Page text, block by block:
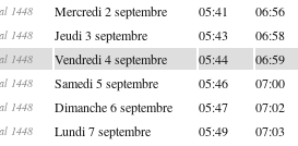
1448 Mercredi 2 septembre 05:41 06:56
1448 Jeudi 3 septembre 05:43 06:58
1448 Vendredi 4 septembre 05:44 06:59
1448 Samedi 5 septembre 05:46 07:00
1448 Dimanche 6 septembre 05:47 07:02
1448 Lundi 7 septembre 05:49 07:03